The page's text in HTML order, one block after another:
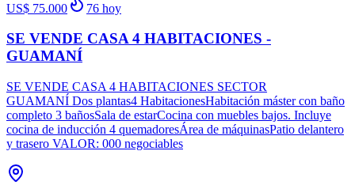
US$ 75.000
76 hoy
SE VENDE CASA 4 HABITACIONES -
GUAMANÍ
SE VENDE CASA 4 HABITACIONES SECTOR
GUAMANÍ Dos plantas4 HabitacionesHabitación máster con baño
completo 3 bañosSala de estarCocina con muebles bajos. Incluye
cocina de inducción 4 quemadoresÁrea de máquinasPatio delantero
y trasero VALOR: 000 negociables